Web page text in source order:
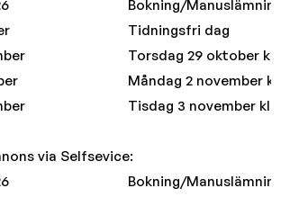
Bokning/
Tidningsfri dag
Torsdag 29 oktober kl.
Måndag 2 november
Tisdag 3 november kl.
via Selfsevice:
Bokning/